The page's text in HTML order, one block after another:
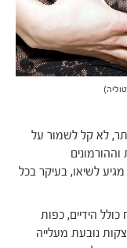
לא קל לשמור על
לשיאו, בעיקר בכל
הידיים, כפות
נובעת מעלייה